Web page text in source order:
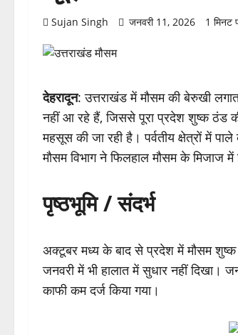
Sujan Singh जनवरी 11, 2026 1 मिनट
देहरादून: उत्तराखंड में मौसम की बेरुखी
नहीं आ रहे हैं, जिससे पूरा प्रदेश शुष्क ठंड
महसूस की जा रही है। पर्वतीय क्षेत्रों में
मौसम विभाग ने फिलहाल मौसम के मिजाज
पृष्ठभूमि / संदर्भ
अक्टूबर मध्य के बाद से प्रदेश में मौसम शुष्क
जनवरी में भी हालात में सुधार नहीं
काफी कम दर्ज किया गया।